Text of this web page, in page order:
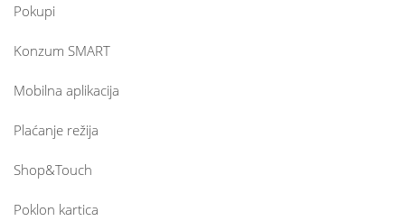
Pokupi
Konzum SMART
Mobilna aplikacija
Plaćanje režija
Shop&Touch
Poklon kartica